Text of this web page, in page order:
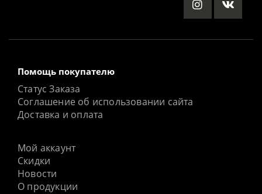
Помощь покупателю
Статус Заказа
Соглашение об использовании сайта
Доставка и оплата
Мой аккаунт
Скидки
Новости
О продукции